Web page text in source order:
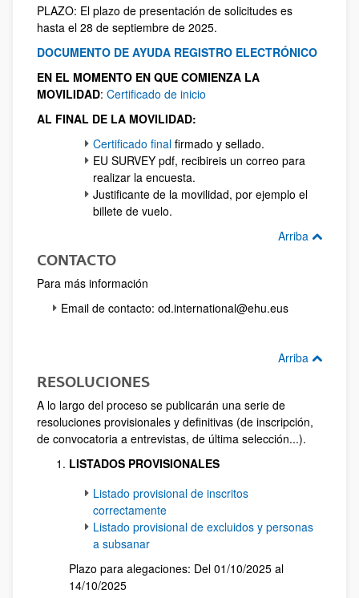
PLAZO: El plazo de presentación de solicitudes es
hasta el 28 de septiembre de 2025.
DOCUMENTO DE AYUDA REGISTRO ELECTRÓNICO
EN EL MOMENTO EN QUE COMIENZA LA
MOVILIDAD: Certificado de inicio
AL FINAL DE LA MOVILIDAD:
Certificado final firmado y sellado.
EU SURVEY pdf, recibireis un correo para
realizar la encuesta.
Justificante de la movilidad, por ejemplo el
billete de vuelo.
Arriba
CONTACTO
Para más información
Email de contacto: od.international@ehu.eus
Arriba
RESOLUCIONES
A lo largo del proceso se publicarán una serie de
resoluciones provisionales y definitivas (de inscripción,
de convocatoria a entrevistas, de última selección...).
LISTADOS PROVISIONALES
Listado provisional de inscritos
correctamente
Listado provisional de excluidos y personas
a subsanar
Plazo para alegaciones: Del 01/10/2025 al
14/10/2025